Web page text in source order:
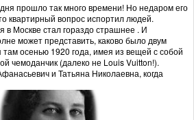
прошло так много времени! Но недаром его
квартирный вопрос испортил людей.
в Москве стал гораздо страшнее . И
может представить, каково было двум
осенью 1920 года, имея из вещей с собой
чемоданчик (далеко не Louis Vuitton!).
и Татьяна Николаевна, когда